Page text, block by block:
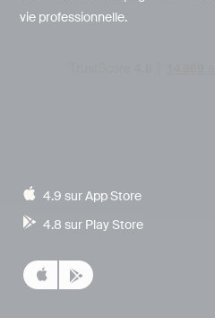
vie professionnelle.
4.9 sur App Store
4.8 sur Play Store